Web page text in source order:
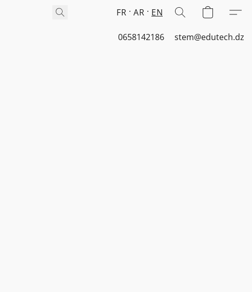
FR AR EN
0658142186 stem@edutech.dz